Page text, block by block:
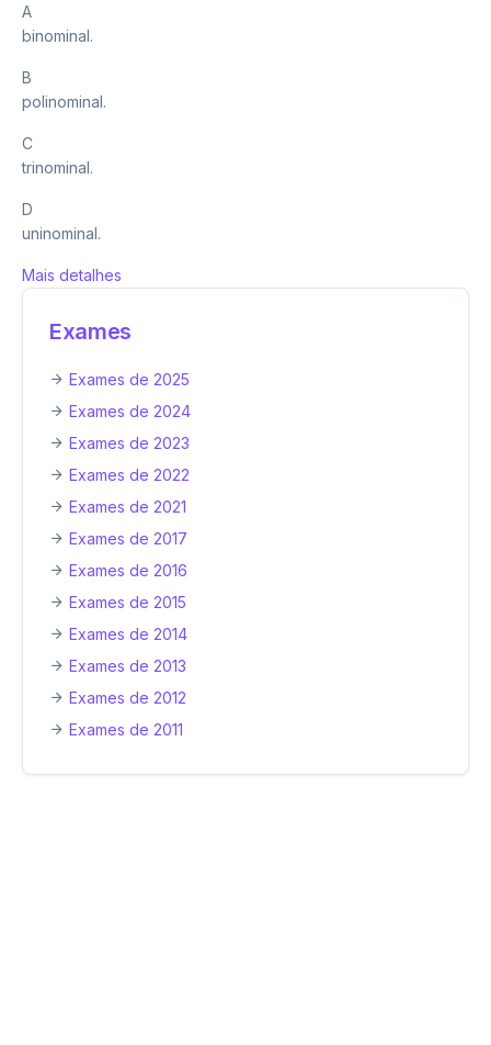
A
binominal.
B
polinominal.
C
trinominal.
D
uninominal.
Mais detalhes
Exames
Exames de 2025
Exames de 2024
Exames de 2023
Exames de 2022
Exames de 2021
Exames de 2017
Exames de 2016
Exames de 2015
Exames de 2014
Exames de 2013
Exames de 2012
Exames de 2011